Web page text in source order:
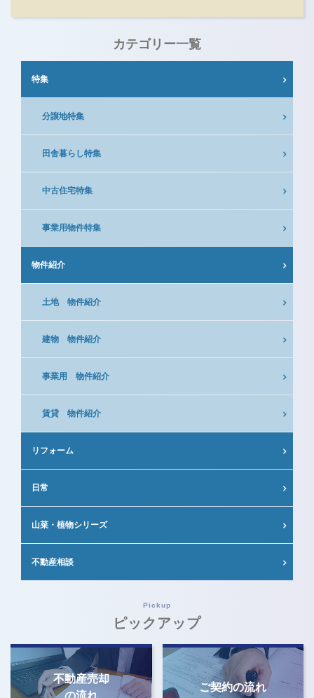
カテゴリー一覧
特集
分譲地特集
田舎暮らし特集
中古住宅特集
事業用物件特集
物件紹介
土地 物件紹介
建物 物件紹介
事業用 物件紹介
賃貸 物件紹介
リフォーム
日常
山菜・植物シリーズ
不動産相談
Pickup
ピックアップ
不動産売却
の流れ
ご契約の流れ